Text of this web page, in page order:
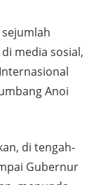
media sosial,
Anoi
di tengah-
Gubernur